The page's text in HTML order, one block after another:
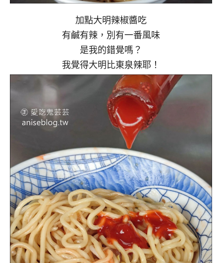
加點大明辣椒醬吃
有鹹有辣，別有一番風味
是我的錯覺嗎？
我覺得大明比東泉辣耶！